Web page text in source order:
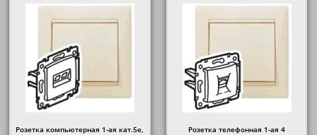
Розетка компьютерная 1-ая кат.5е,
Розетка телефонная 1-ая 4